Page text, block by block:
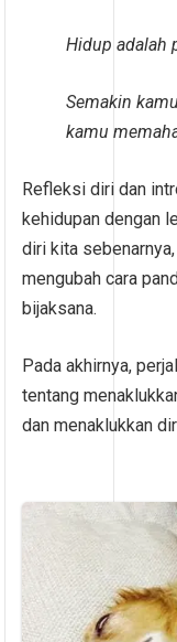
Hidup adalah
Semakin
kamu
Refleksi diri dan
kehidupan dengan
diri kita
mengubah cara
bijaksana.
Pada akhirnya,
tentang
dan menaklukkan